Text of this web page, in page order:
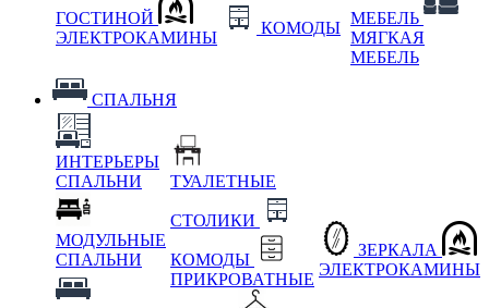
ГОСТИНОЙ
ЭЛЕКТРОКАМИНЫ
КОМОДЫ
МЕБЕЛЬ
МЯГКАЯ
МЕБЕЛЬ
СПАЛЬНЯ
ИНТЕРЬЕРЫ
СПАЛЬНИ
МОДУЛЬНЫЕ
СПАЛЬНИ
ТУАЛЕТНЫЕ
СТОЛИКИ
КОМОДЫ
ПРИКРОВАТНЫЕ
ЗЕРКАЛА
ЭЛЕКТРОКАМИНЫ